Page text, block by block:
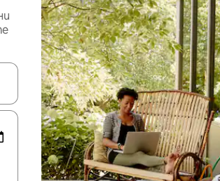
клавишите със стрелки нагоре и надолу